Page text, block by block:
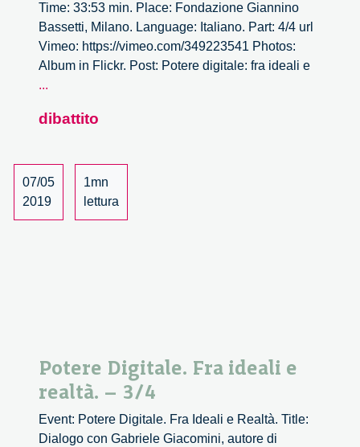
Time: 33:53 min. Place: Fondazione Giannino
Bassetti, Milano. Language: Italiano. Part: 4/4 url
Vimeo: https://vimeo.com/349223541 Photos:
Album in Flickr. Post: Potere digitale: fra ideali e
...
Fra
e
realtà.
–
4/4
dibattito
07/05
2019
1mn
lettura
Potere Digitale. Fra ideali e
realtà. – 3/4
Event: Potere Digitale. Fra Ideali e Realtà. Title:
Dialogo con Gabriele Giacomini, autore di